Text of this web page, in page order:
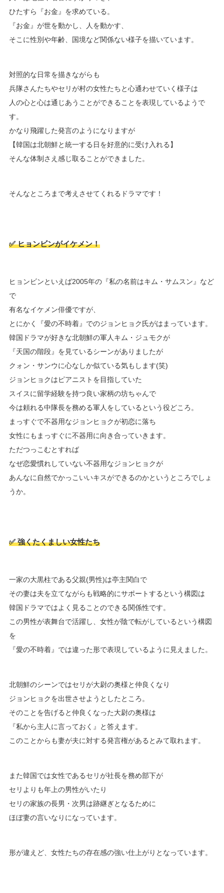
ひたすら『お金』を求めている。
『お金』が世を動かし、人を動かす、
そこに性別や年齢、国境など関係ない様子を描いています。
対照的な日常を描きながらも
兵隊さんたちやセリが村の女性たちと心通わせていく様子は
人の心と心は通じあうことができることを表現しているようで
す。
かなり飛躍した発言のようになりますが
【韓国は北朝鮮と統一する日を好意的に受け入れる】
そんな体制さえ感じ取ることができました。
そんなところまで考えさせてくれるドラマです！
✅ ヒョンビンがイケメン！
ヒョンビンといえば2005年の『私の名前はキム・サムスン』など
で
有名なイケメン俳優ですが、
とにかく『愛の不時着』でのジョンヒョク氏がはまっています。
韓国ドラマが好きな北朝鮮の軍人キム・ジュモクが
『天国の階段』を見ているシーンがありましたが
クォン・サンウに心なしか似ている気もします(笑)
ジョンヒョクはピアニストを目指していた
スイスに留学経験を持つ良い家柄の坊ちゃんで
今は頼れる中隊長を務める軍人をしているという役どころ。
まっすぐで不器用なジョンヒョクが初恋に落ち
女性にもまっすぐに不器用に向き合っていきます。
ただつっこむとすれば
なぜ恋愛慣れしていない不器用なジョンヒョクが
あんなに自然でかっこいいキスができるのかというところでしょ
うか。
✅ 強くたくましい女性たち
一家の大黒柱である父親(男性)は亭主関白で
その妻は夫を立てながらも戦略的にサポートするという構図は
韓国ドラマではよく見ることのできる関係性です。
この男性が表舞台で活躍し、女性が陰で転がしているという構図
を
『愛の不時着』では違った形で表現しているように見えました。
北朝鮮のシーンではセリが大尉の奥様と仲良くなり
ジョンヒョクを出世させようとしたところ。
そのことを告げると仲良くなった大尉の奥様は
『私から主人に言っておく』と答えます。
このことからも妻が夫に対する発言権があるとみて取れます。
また韓国では女性であるセリが社長を務め部下が
セリよりも年上の男性がいたり
セリの家族の長男・次男は跡継ぎとなるために
ほぼ妻の言いなりになっています。
形が違えど、女性たちの存在感の強い仕上がりとなっています。